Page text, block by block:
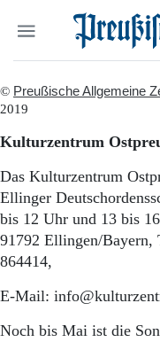
Suchen und
© Preußische Allgemeine
2019
Kulturzentrum
Das Kulturzentrum
Ellinger
bis 12 Uhr und 13 bis
91792 Ellingen/Bayern,
864414,
E-Mail:
Noch bis Mai ist die